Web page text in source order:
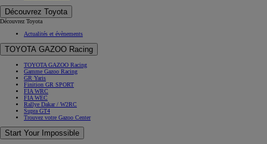
Découvrez Toyota
Découvrez Toyota
Actualités et évènements
TOYOTA GAZOO Racing
TOYOTA GAZOO Racing
Gamme Gazoo Racing
GR Yaris
Finition GR SPORT
FIA WRC
FIA WEC
Rallye Dakar / W2RC
Supra GT4
Trouvez votre Gazoo Center
Start Your Impossible